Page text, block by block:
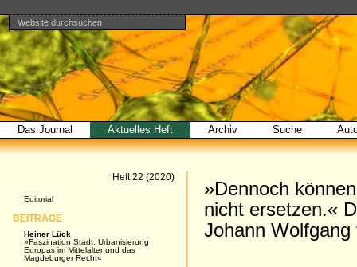
Direkt
zum
Inhalt
|
Direkt
zur
Navigation
Benutzerspezifische
Werkzeuge
Website durchsuchen
Erweiterte
Suche…
Bereiche
Das Journal Aktuelles Heft Archiv Suche
»Dennoch
nicht ersetzen.«
Johann
Heft 22 (2020)
Editorial
BEITRÄGE
Heiner Lück
»Faszination Stadt. Urbanisierung
Europas im Mittelalter und das
Magdeburger Recht«